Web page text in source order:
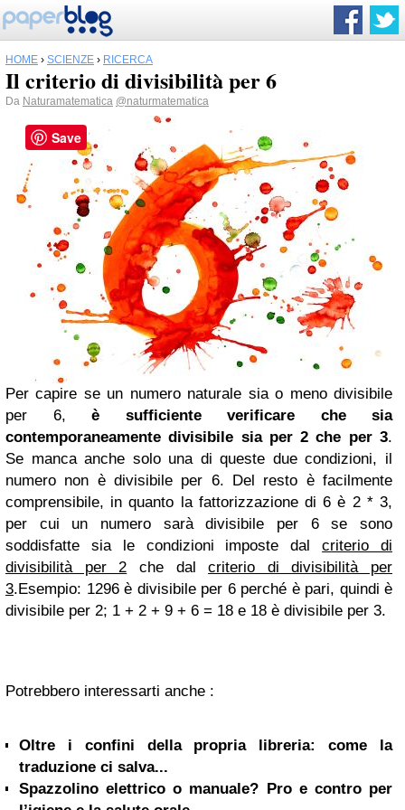
HOME › SCIENZE › RICERCA
Il criterio di divisibilità per 6
Da Naturamatematica @naturmatematica
Per capire se un numero naturale sia o meno divisibile
per 6, è sufficiente verificare che sia
contemporaneamente divisibile sia per 2 che per 3.
Se manca anche solo una di queste due condizioni, il
numero non è divisibile per 6. Del resto è facilmente
comprensibile, in quanto la fattorizzazione di 6 è 2 * 3,
per cui un numero sarà divisibile per 6 se sono
soddisfatte sia le condizioni imposte dalcriterio di
divisibilità per 2 che dalcriterio di divisibilità per
3.Esempio: 1296 è divisibile per 6 perché è pari, quindi è
divisibile per 2; 1 + 2 + 9 + 6 = 18 e 18 è divisibile per 3.
Potrebbero interessarti anche :
Oltre i confini della propria libreria: come la
traduzione ci salva...
Spazzolino elettrico o manuale? Pro e contro per
Save